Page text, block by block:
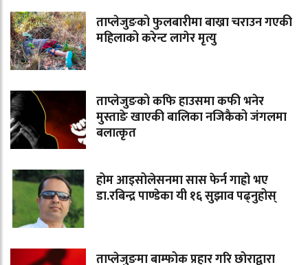
ताप्लेजुङको फुलबारीमा बाख्रा चराउन गएकी
महिलाको करेन्ट लागेर मृत्यु
ताप्लेजुङको कफि हाउसमा कफी भनेर
मुस्ताङे खाएकी बालिका नजिकैको जंगलमा
बलात्कृत
होम आइसोलेसनमा सास फेर्न गाह्रो भए
डा.रबिन्द्र पाण्डेका यी १६ सुझाव पढ्नुहोस्
ताप्लेजुङमा बाम्फोक प्रहार गरि छोराद्वारा